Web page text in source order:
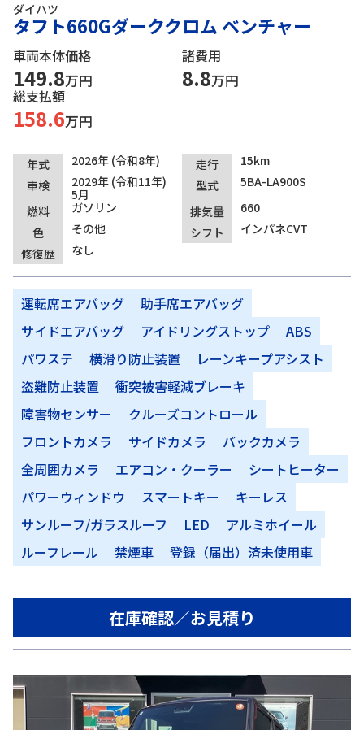
ダイハツ
タフト660Gダーククロム ベンチャー
車両本体価格
149.8万円
諸費用
8.8万円
総支払額
158.6万円
年式 2026年 (令和8年) 走行
15km
車検
2029年 (令和11年)
5月
型式
5BA-LA900S
燃料
ガソリン 排気量
660
色
その他 シフト
インパネCVT
修復歴
なし
運転席エアバッグ
助手席エアバッグ
サイドエアバッグ
アイドリングストップ
ABS
パワステ
横滑り防止装置
レーンキープアシスト
盗難防止装置
衝突被害軽減ブレーキ
障害物センサー
クルーズコントロール
フロントカメラ
サイドカメラ
バックカメラ
全周囲カメラ
エアコン・クーラー
シートヒーター
パワーウィンドウ
スマートキー
キーレス
サンルーフ/ガラスルーフ
LED
アルミホイール
ルーフレール
禁煙車 登録（届出）済未使用車
在庫確認／お見積り